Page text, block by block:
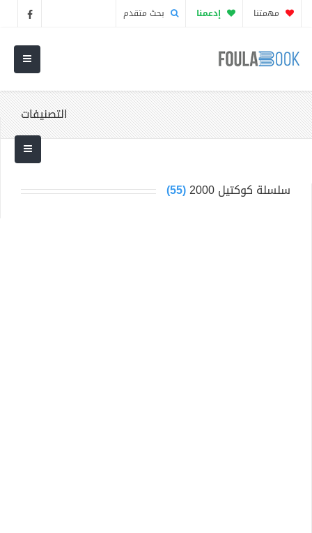
مهمتنا إدعمنا بحث متقدم
التصنيفات
سلسلة كوكتيل 2000 (55)